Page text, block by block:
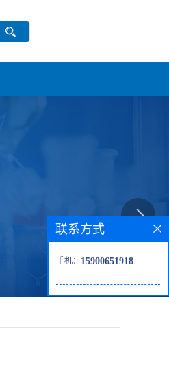
联系方式
手机： 15900651918